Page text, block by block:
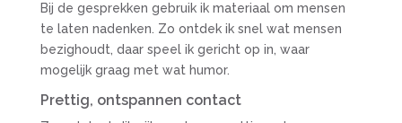
Bij de gesprekken gebruik ik materiaal om mensen
te laten nadenken. Zo ontdek ik snel wat mensen
bezighoudt, daar speel ik gericht op in, waar
mogelijk graag met wat humor.
Prettig, ontspannen contact